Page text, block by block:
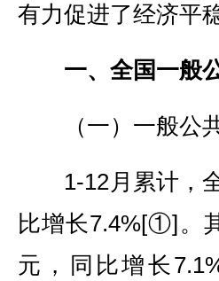
有力促进了经济平
一、全国一般
（一）一般公共
1-12月累计，全
比增长7.4%[①]。
元，同比增长